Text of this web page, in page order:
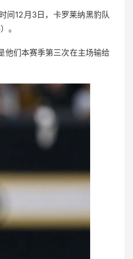
间12月3日，卡罗莱纳黑豹队
。
他们本赛季第三次在主场输给